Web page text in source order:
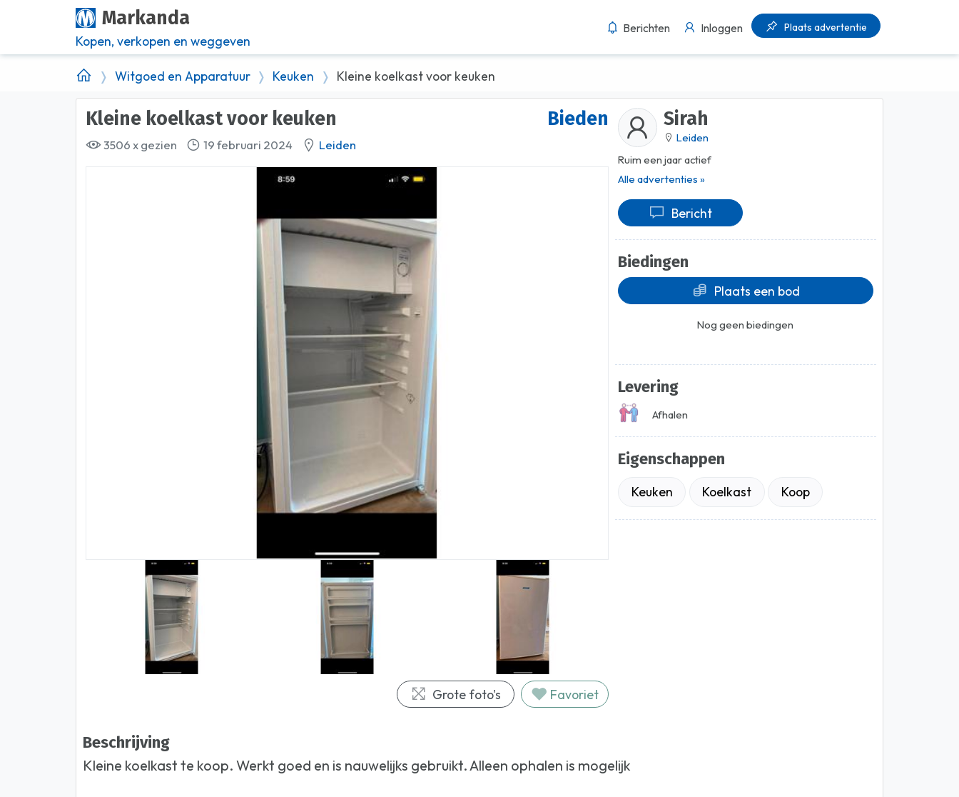
Markanda
Kopen, verkopen en weggeven
Berichten Inloggen Plaats advertentie
Witgoed en Apparatuur Keuken Kleine koelkast voor keuken
Bieden
Kleine koelkast voor keuken
3506 x gezien 19 februari 2024 Leiden
Favoriet
Grote foto's
Sirah
Leiden
Ruim een jaar actief
Alle advertenties »
Bericht
Biedingen
Plaats een bod
Nog geen biedingen
Levering
Afhalen
Eigenschappen
Keuken Koelkast Koop
Beschrijving
Kleine koelkast te koop. Werkt goed en is nauwelijks gebruikt. Alleen ophalen is mogelijk